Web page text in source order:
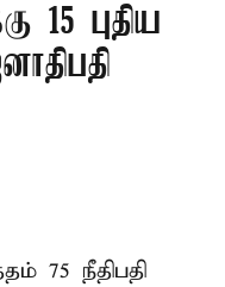
15 புதிய
75 நீதிபதி